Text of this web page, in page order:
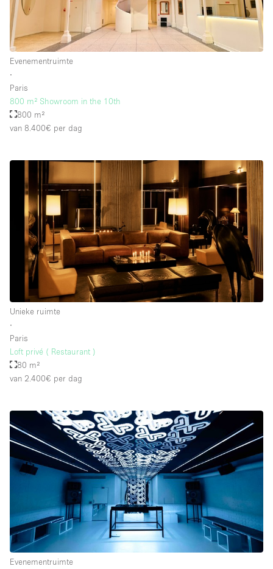
Evenementruimte
∙
Paris
800 m² Showroom in the 10th
800 m²
van 8.400€ per dag
Unieke ruimte
∙
Paris
Loft privé ( Restaurant )
80 m²
van 2.400€ per dag
Evenementruimte